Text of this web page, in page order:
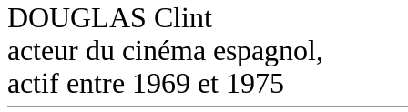
DOUGLAS Clint
acteur du cinéma espagnol,
actif entre 1969 et 1975